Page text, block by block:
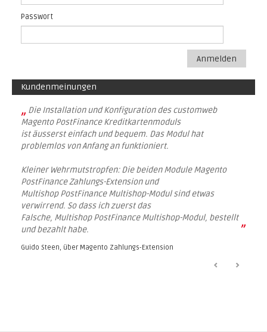
Passwort
Anmelden
Kundenmeinungen
„ Die Installation und Konfiguration des customweb
Magento PostFinance Kreditkartenmoduls
ist äusserst einfach und bequem. Das Modul hat
problemlos von Anfang an funktioniert.
Kleiner Wehrmutstropfen: Die beiden Module Magento
PostFinance Zahlungs-Extension und
Multishop PostFinance Multishop-Modul sind etwas
verwirrend. So dass ich zuerst das
Falsche, Multishop PostFinance Multishop-Modul, bestellt
und bezahlt habe.
”
Guido Steen, über Magento Zahlungs-Extension